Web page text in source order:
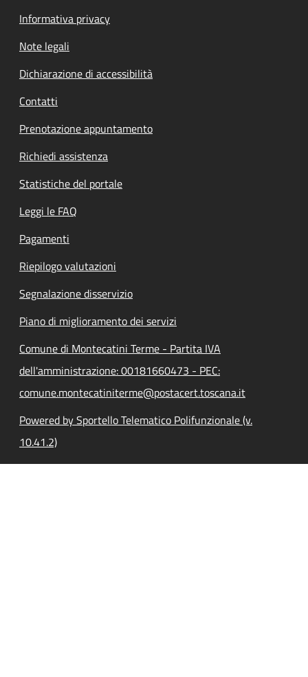
Informativa privacy
Note legali
Dichiarazione di accessibilità
Contatti
Prenotazione appuntamento
Richiedi assistenza
Statistiche del portale
Leggi le FAQ
Pagamenti
Riepilogo valutazioni
Segnalazione disservizio
Piano di miglioramento dei servizi
Comune di Montecatini Terme - Partita IVA
dell'amministrazione: 00181660473 - PEC:
comune.montecatiniterme@postacert.toscana.it
Powered by Sportello Telematico Polifunzionale (v.
10.41.2)